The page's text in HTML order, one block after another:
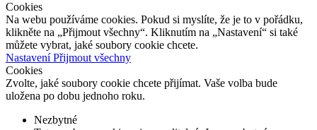
Cookies
Na webu používáme cookies. Pokud si myslíte, že je to v pořádku,
klikněte na „Přijmout všechny“. Kliknutím na „Nastavení“ si také
můžete vybrat, jaké soubory cookie chcete.
NastaveníPřijmout všechny
Cookies
Zvolte, jaké soubory cookie chcete přijímat. Vaše volba bude
uložena po dobu jednoho roku.
Nezbytné